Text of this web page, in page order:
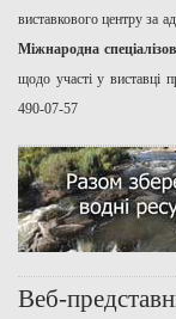
виставкового центру за
Міжнародна
щодо участі у виставці
490-07-57
Веб-